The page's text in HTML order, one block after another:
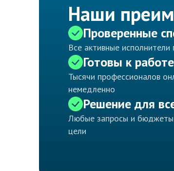
Наши
Проверенные
Все активные
Готовы к
Тысячи профессионалов
немедленно
Решение для
Любые запросы и бюджеты
цели